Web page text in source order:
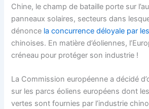
Chine, le champ de bataille porte sur
panneaux solaires, secteurs dans
dénonce la concurrence déloyale par
chinoises. En matière d’éoliennes,
créneau pour protéger son industrie !
La Commission européenne a décidé
sur les parcs éoliens européens dont
vertes sont fournies par l’industrie